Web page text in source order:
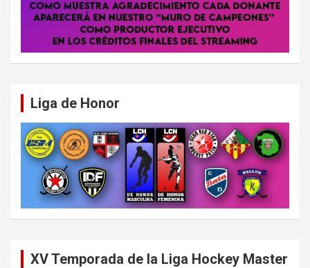
Liga de Honor
XV Temporada de la Liga Hockey Master